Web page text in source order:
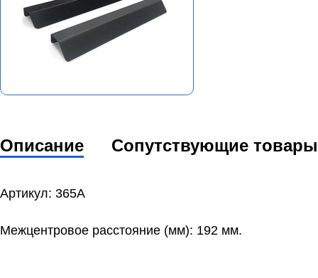
Описание Сопутствующие товары
Артикул: 365А
Межцентровое расстояние (мм): 192 мм.